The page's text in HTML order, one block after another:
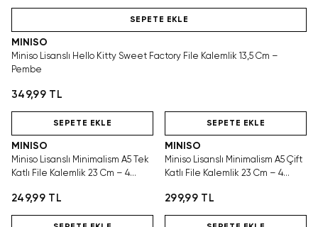
SEPETE EKLE
MINISO
Miniso Lisanslı Hello Kitty Sweet Factory File Kalemlik 13,5 Cm –
Pembe
349,99 TL
SEPETE EKLE
MINISO
Miniso Lisanslı Minimalism A5 Tek
Katlı File Kalemlik 23 Cm – 4
249,99 TL
SEPETE EKLE
MINISO
Miniso Lisanslı Minimalism A5 Çift
Katlı File Kalemlik 23 Cm – 4
299,99 TL